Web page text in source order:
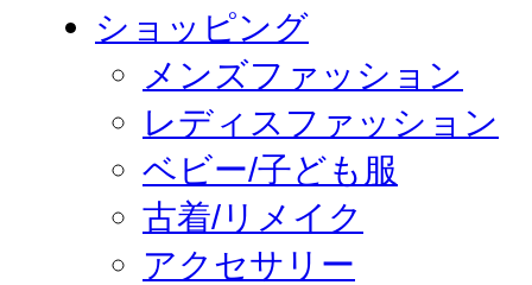
ショッピング
メンズファッション
レディスファッション
ベビー/子ども服
古着/リメイク
アクセサリー